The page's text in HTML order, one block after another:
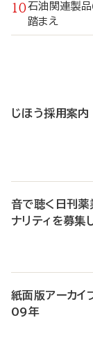
石油関連製
踏まえ
じほう採用案内
音で聴く日刊
ナリティを募集
紙面版アー
09年